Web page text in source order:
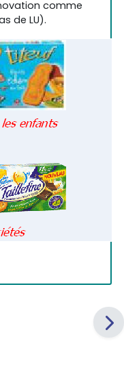
comme
de LU).